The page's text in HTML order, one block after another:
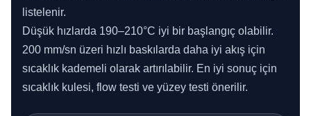
listelenir.
Düşük hızlarda 190–210°C iyi bir başlangıç olabilir.
200 mm/sn üzeri hızlı baskılarda daha iyi akış için
sıcaklık kademeli olarak artırılabilir. En iyi sonuç için
sıcaklık kulesi, flow testi ve yüzey testi önerilir.